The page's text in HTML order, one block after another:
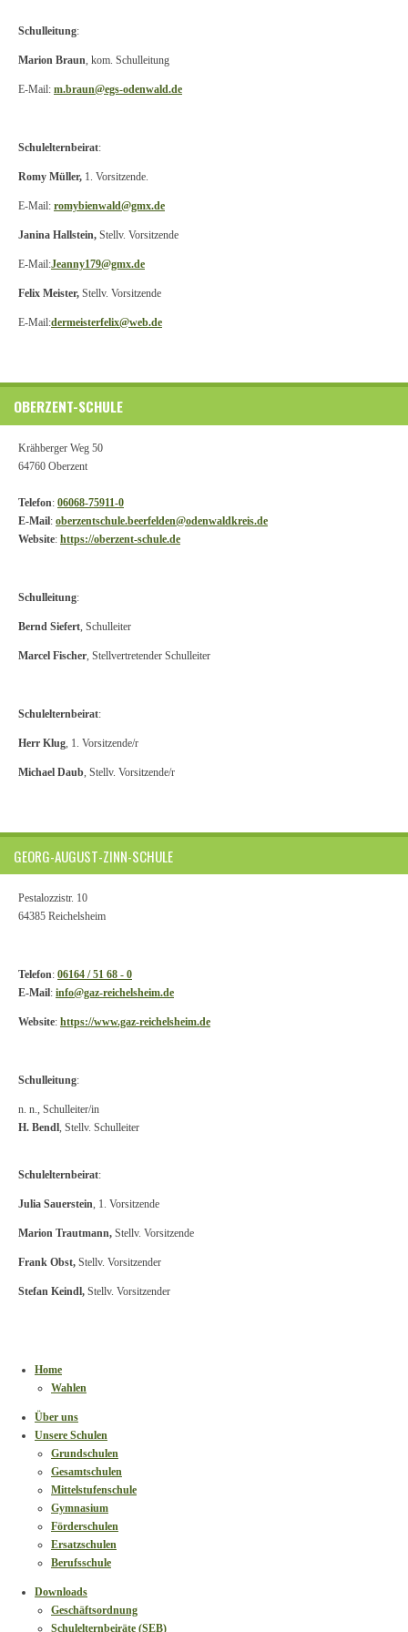
Schulleitung:
Marion Braun, kom. Schulleitung
E-Mail: m.braun@egs-odenwald.de
Schulelternbeirat:
Romy Müller, 1. Vorsitzende.
E-Mail: romybienwald@gmx.de
Janina Hallstein, Stellv. Vorsitzende
E-Mail:Jeanny179@gmx.de
Felix Meister, Stellv. Vorsitzende
E-Mail:dermeisterfelix@web.de
OBERZENT-SCHULE
Krähberger Weg 50
64760 Oberzent
Telefon: 06068-75911-0
E-Mail: oberzentschule.beerfelden@odenwaldkreis.de
Website: https://oberzent-schule.de
Schulleitung:
Bernd Siefert, Schulleiter
Marcel Fischer, Stellvertretender Schulleiter
Schulelternbeirat:
Herr Klug, 1. Vorsitzende/r
Michael Daub, Stellv. Vorsitzende/r
GEORG-AUGUST-ZINN-SCHULE
Pestalozzistr. 10
64385 Reichelsheim
Telefon: 06164 / 51 68 - 0
E-Mail: info@gaz-reichelsheim.de
Website: https://www.gaz-reichelsheim.de
Schulleitung:
n. n., Schulleiter/in
H. Bendl , Stellv. Schulleiter
Schulelternbeirat:
Julia Sauerstein , 1. Vorsitzende
Marion Trautmann, Stellv. Vorsitzende
Frank Obst, Stellv. Vorsitzender
Stefan Keindl, Stellv. Vorsitzender
Home
Wahlen
Über uns
Unsere Schulen
Grundschulen
Gesamtschulen
Mittelstufenschule
Gymnasium
Förderschulen
Ersatzschulen
Berufsschule
Downloads
Geschäftsordnung
Schulelternbeiräte (SEB)